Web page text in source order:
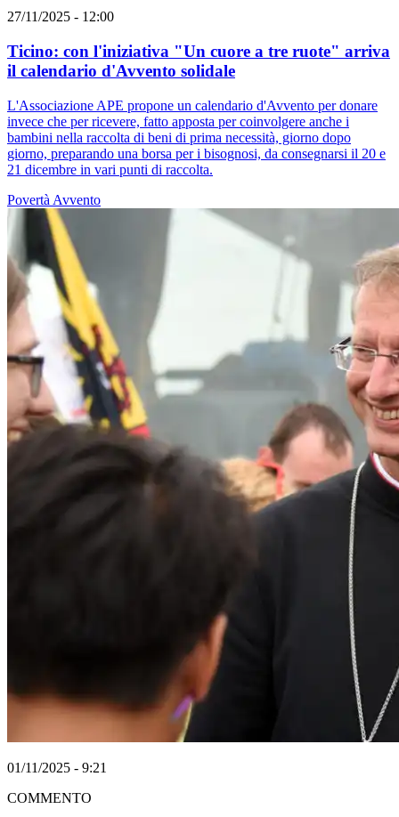
27/11/2025 - 12:00
Ticino: con l'iniziativa "Un cuore a tre ruote" arriva
il calendario d'Avvento solidale
L'Associazione APE propone un calendario d'Avvento per donare
invece che per ricevere, fatto apposta per coinvolgere anche i
bambini nella raccolta di beni di prima necessità, giorno dopo
giorno, preparando una borsa per i bisognosi, da consegnarsi il 20 e
21 dicembre in vari punti di raccolta.
Povertà Avvento
01/11/2025 - 9:21
COMMENTO